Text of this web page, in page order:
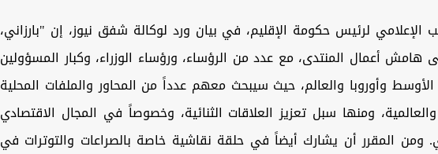
الإعلامي لرئيس حكومة الإقليم، في بيان ورد لوكالة شفق نيوز، إن "بارزاني،
هامش أعمال المنتدى، مع عدد من الرؤساء، ورؤساء الوزراء، وكبار المسؤولين
وأوروبا والعالم، حيث سيبحث معهم عدداً من المحاور والملفات المحلية
والعالمية، ومنها سبل تعزيز العلاقات الثنائية، وخصوصاً في المجال الاقتصادي
ومن المقرر أن يشارك أيضاً في حلقة نقاشية خاصة بالصراعات والتوترات في